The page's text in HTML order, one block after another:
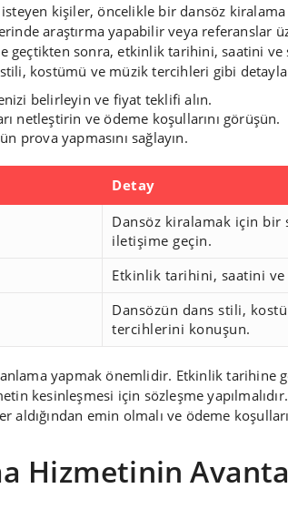
kişiler, öncelikle bir dansöz
araştırma yapabilir veya referanslar
geçtikten sonra, etkinlik tarihini, saatini
kostümü ve müzik tercihleri gibi
belirleyin ve fiyat teklifi alın.
netleştirin ve ödeme koşullarını görüşün.
prova yapmasını sağlayın.
Detay
Dansöz kiralamak için bir
iletişime geçin.
Etkinlik tarihini, saatini
Dansözün dans stili,
tercihlerini konuşun.
yapmak önemlidir. Etkinlik tarihine
kesinleşmesi için sözleşme
aldığından emin olmalı ve ödeme
Hizmetinin